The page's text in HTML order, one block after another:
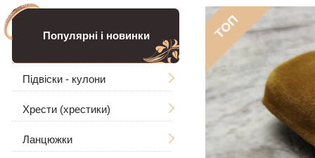
Популярні і новинки
Підвіски - кулони
Чоловічі
Великі
Ладанки
Хрести (хрестики)
Без розп'яття
Ланцюжки
ТОП